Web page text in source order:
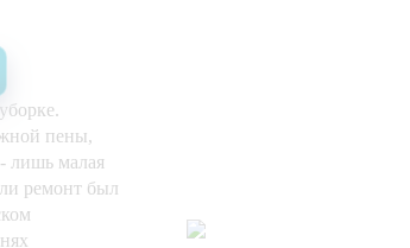
пены,
лишь малая
ремонт был